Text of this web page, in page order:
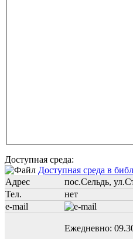
Доступная среда:
Доступная среда в
Адрес
пос.Сельдь,
Тел.
нет
e-mail
Ежедневно: